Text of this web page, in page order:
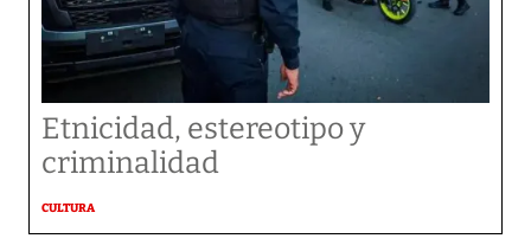
Etnicidad, estereotipo y
criminalidad
CULTURA